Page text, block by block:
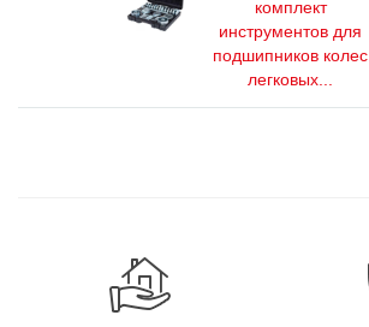
комплект
инструментов для
подшипников колес
легковых...